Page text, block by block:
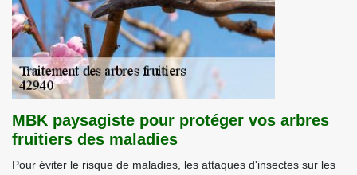
MBK paysagiste pour protéger vos arbres
fruitiers des maladies
Pour éviter le risque de maladies, les attaques d'insectes sur les